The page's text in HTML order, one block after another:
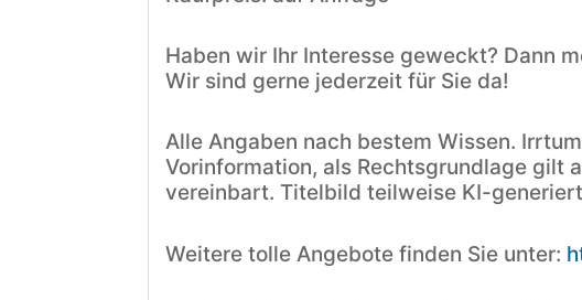
Haben wir Ihr Interesse geweckt? Dann
Wir sind gerne jederzeit für Sie da!
Alle Angaben nach bestem Wissen.
Vorinformation, als Rechtsgrundlage gilt
vereinbart. Titelbild teilweise KI-
Weitere tolle Angebote finden Sie unter: